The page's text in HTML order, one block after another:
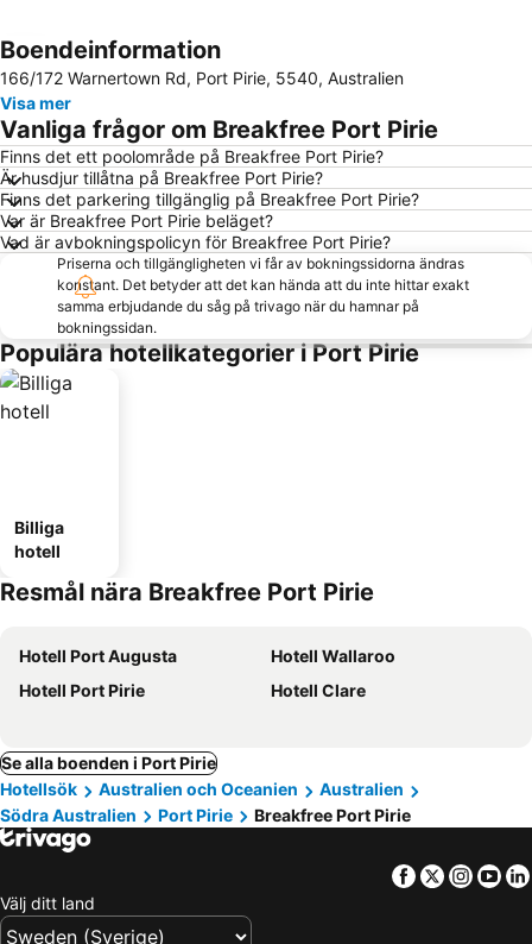
Förstora kartan
Boendeinformation
166/172 Warnertown Rd, Port Pirie, 5540, Australien
Visa mer
Vanliga frågor om Breakfree Port Pirie
Finns det ett poolområde på Breakfree Port Pirie?
Är husdjur tillåtna på Breakfree Port Pirie?
Finns det parkering tillgänglig på Breakfree Port Pirie?
Var är Breakfree Port Pirie beläget?
Vad är avbokningspolicyn för Breakfree Port Pirie?
Priserna och tillgängligheten vi får av bokningssidorna ändras
konstant. Det betyder att det kan hända att du inte hittar exakt
samma erbjudande du såg på trivago när du hamnar på
bokningssidan.
Populära hotellkategorier i Port Pirie
Billiga
hotell
Resmål nära Breakfree Port Pirie
Hotell Port Augusta
Hotell Wallaroo
Hotell Port Pirie
Hotell Clare
Se alla boenden i Port Pirie
Hotellsök
Australien och Oceanien
Australien
Södra Australien
Port Pirie Breakfree Port Pirie
Facebook
Twitter
Välj ditt land